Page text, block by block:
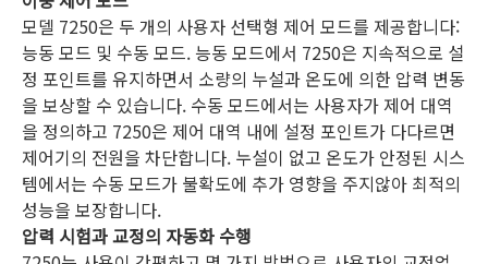
모델 7250은 두 개의 사용자 선택형 제어 모드를 제공합니다:
능동 모드 및 수동 모드. 능동 모드에서 7250은 지속적으로 설
정 포인트를 유지하면서 소량의 누설과 온도에 의한 압력 변동
을 보상할 수 있습니다. 수동 모드에서는 사용자가 제어 대역
을 정의하고 7250은 제어 대역 내에 설정 포인트가 다다르면
제어기의 전원을 차단합니다. 누설이 없고 온도가 안정된 시스
템에서는 수동 모드가 불확도에 추가 영향을 주지않아 최적의
성능을 보장합니다.
압력 시험과 교정의 자동화 수행